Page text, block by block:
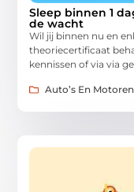
Sleep binnen 1
de wacht
Wil jij binnen nu en
theoriecertificaat
kennissen of via via
Auto’s En Motoren